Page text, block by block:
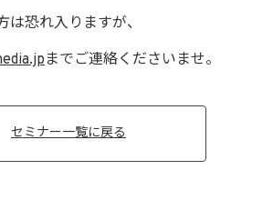
は恐れ入りますが、
までご連絡くださいませ。
セミナー一覧に戻る